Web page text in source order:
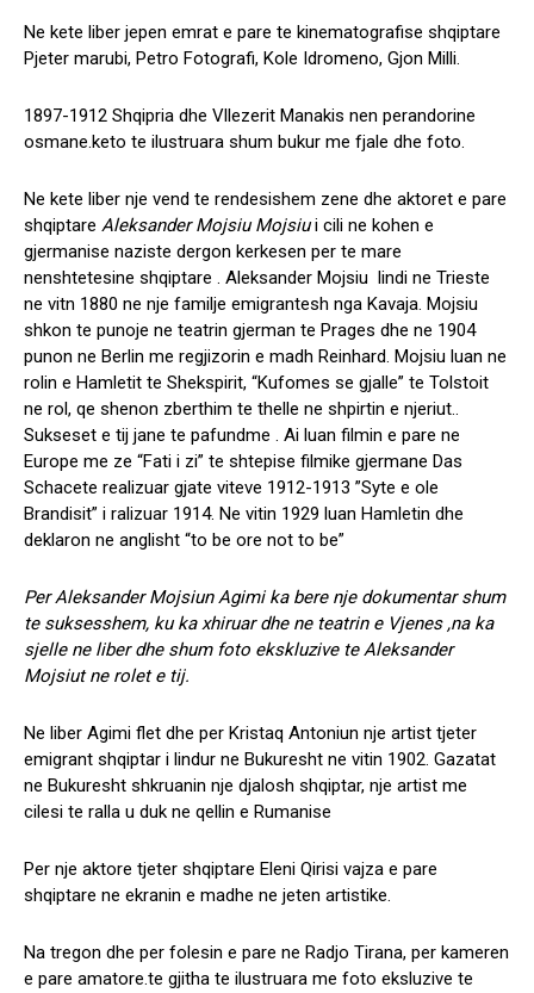
Ne kete liber jepen emrat e pare te kinematografise shqiptare
Pjeter marubi, Petro Fotografi, Kole Idromeno, Gjon Milli.
1897-1912 Shqipria dhe Vllezerit Manakis nen perandorine
osmane.keto te ilustruara shum bukur me fjale dhe foto.
Ne kete liber nje vend te rendesishem zene dhe aktoret e pare
shqiptare Aleksander Mojsiu Mojsiui cili ne kohen e
gjermanise naziste dergon kerkesen per te mare
nenshtetesine shqiptare . Aleksander Mojsiu lindi ne Trieste
ne vitn 1880 ne nje familje emigrantesh nga Kavaja. Mojsiu
shkon te punoje ne teatrin gjerman te Prages dhe ne 1904
punon ne Berlin me regjizorin e madh Reinhard. Mojsiu luan ne
rolin e Hamletit te Shekspirit, “Kufomes se gjalle” te Tolstoit
ne rol, qe shenon zberthim te thelle ne shpirtin e njeriut..
Sukseset e tij jane te pafundme . Ai luan filmin e pare ne
Europe me ze “Fati i zi” te shtepise filmike gjermane Das
Schacete realizuar gjate viteve 1912-1913 ”Syte e ole
Brandisit” i ralizuar 1914. Ne vitin 1929 luan Hamletin dhe
deklaron ne anglisht “to be ore not to be”
Per Aleksander Mojsiun Agimi ka bere nje dokumentar shum
te suksesshem, ku ka xhiruar dhe ne teatrin e Vjenes ,na ka
sjelle ne liber dhe shum foto ekskluzive te Aleksander
Mojsiut ne rolet e tij.
Ne liber Agimi flet dhe per Kristaq Antoniun nje artist tjeter
emigrant shqiptar i lindur ne Bukuresht ne vitin 1902. Gazatat
ne Bukuresht shkruanin nje djalosh shqiptar, nje artist me
cilesi te ralla u duk ne qellin e Rumanise
Per nje aktore tjeter shqiptare Eleni Qirisi vajza e pare
shqiptare ne ekranin e madhe ne jeten artistike.
Na tregon dhe per folesin e pare ne Radjo Tirana, per kameren
e pare amatore.te gjitha te ilustruara me foto eksluzive te